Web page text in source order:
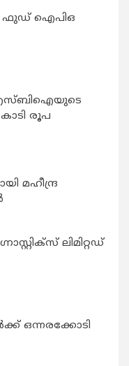
ഫുഡ് ഐപിഒ
എസ്ബിഐയുടെ
രൂപ
മഹീന്ദ്ര
ലിമിറ്റഡ്
ഒന്നരക്കോടി